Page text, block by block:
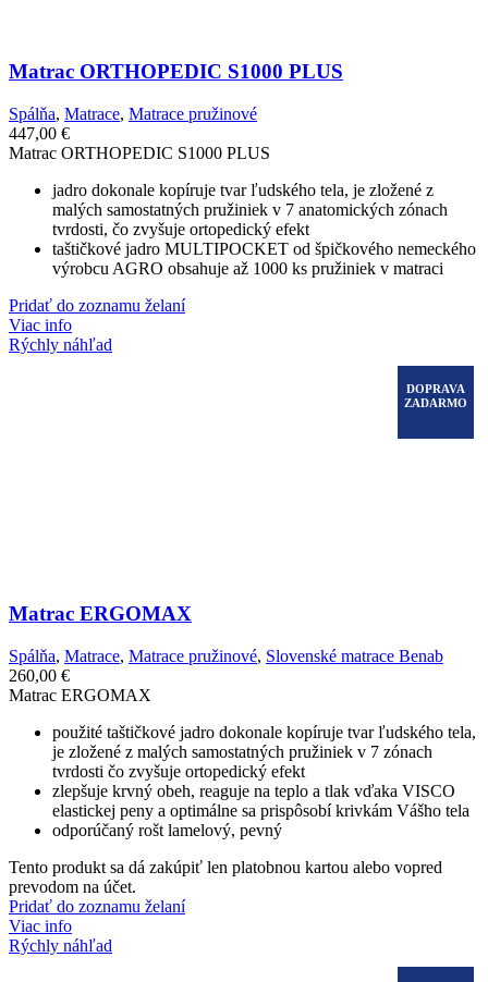
Matrac ORTHOPEDIC S1000 PLUS
Spálňa, Matrace, Matrace pružinové
447,00 €
Matrac ORTHOPEDIC S1000 PLUS
jadro dokonale kopíruje tvar ľudského tela, je zložené z
malých samostatných pružiniek v 7 anatomických zónach
tvrdosti, čo zvyšuje ortopedický efekt
taštičkové jadro MULTIPOCKET od špičkového nemeckého
výrobcu AGRO obsahuje až 1000 ks pružiniek v matraci
Pridať do zoznamu želaní
Viac info
Rýchly náhľad
DOPRAVA
ZADARMO
Matrac ERGOMAX
Spálňa, Matrace, Matrace pružinové, Slovenské matrace Benab
260,00 €
Matrac ERGOMAX
použité taštičkové jadro dokonale kopíruje tvar ľudského tela,
je zložené z malých samostatných pružiniek v 7 zónach
tvrdosti čo zvyšuje ortopedický efekt
zlepšuje krvný obeh, reaguje na teplo a tlak vďaka VISCO
elastickej peny a optimálne sa prispôsobí krivkám Vášho tela
odporúčaný rošt lamelový, pevný
Tento produkt sa dá zakúpiť len platobnou kartou alebo vopred
prevodom na účet.
Pridať do zoznamu želaní
Viac info
Rýchly náhľad